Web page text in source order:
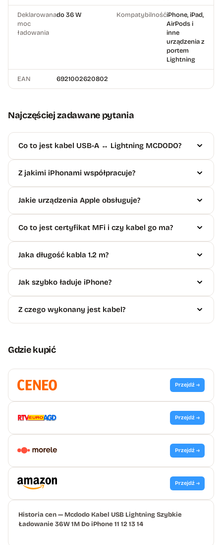
Deklarowana
moc
ładowania
do 36 W KompatybilnośćiPhone, iPad,
AirPods i
inne
urządzenia z
portem
Lightning
EAN 6921002620802
Najczęściej zadawane pytania
Co to jest kabel USB-A ↔ Lightning MCDODO?
Z jakimi iPhonami współpracuje?
Jakie urządzenia Apple obsługuje?
Co to jest certyfikat MFi i czy kabel go ma?
Jaka długość kabla 1.2 m?
Jak szybko ładuje iPhone?
Z czego wykonany jest kabel?
Gdzie kupić
Przejdź →
Przejdź →
Przejdź →
Przejdź →
Historia cen — Mcdodo Kabel USB Lightning Szybkie
Ładowanie 36W 1M Do iPhone 11 12 13 14